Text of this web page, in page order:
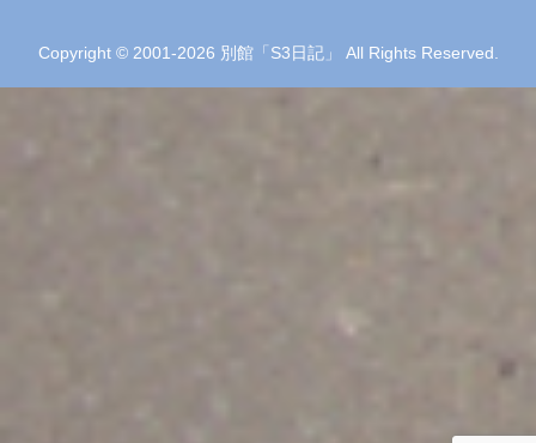
Copyright © 2001-2026 別館「S3日記」 All Rights Reserved.